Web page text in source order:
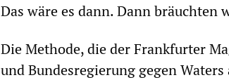
Das wäre es dann. Dann bräuchten
Die Methode, die der Frankfurter
und Bundesregierung gegen